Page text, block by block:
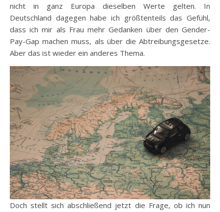
nicht in ganz Europa dieselben Werte gelten. In
Deutschland dagegen habe ich größtenteils das Gefühl,
dass ich mir als Frau mehr Gedanken über den Gender-
Pay-Gap machen muss, als über die Abtreibungsgesetze.
Aber das ist wieder ein anderes Thema.
Doch stellt sich abschließend jetzt die Frage, ob ich nun